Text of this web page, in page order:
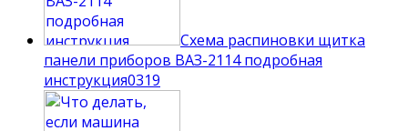
Схема распиновки щитка
панели приборов ВАЗ-2114 подробная
инструкция0319